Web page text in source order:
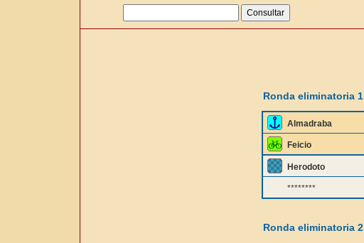
Ronda eliminatoria 1
Almadraba
Feicio
Herodoto
********
Ronda eliminatoria 2